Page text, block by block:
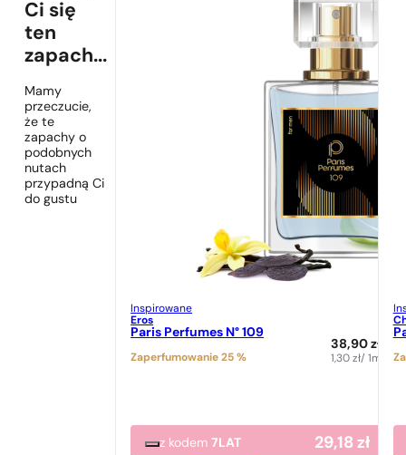
Ci się
ten
zapach...
Mamy
przeczucie,
że te
zapachy o
podobnych
nutach
przypadną Ci
do gustu
Inspirowane
Eros
Paris Perfumes N° 109
Zaperfumowanie 25 %
38,90zł
1,30zł/ 1ml
z kodem7LAT 29,18zł